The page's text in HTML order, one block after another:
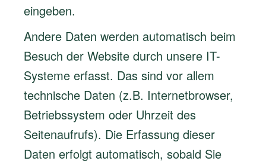
eingeben.
Andere Daten werden automatisch beim
Besuch der Website durch unsere IT-
Systeme erfasst. Das sind vor allem
technische Daten (z.B. Internetbrowser,
Betriebssystem oder Uhrzeit des
Seitenaufrufs). Die Erfassung dieser
Daten erfolgt automatisch, sobald Sie